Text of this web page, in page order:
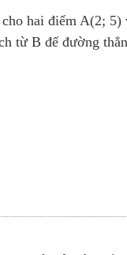
hai điểm A(2;
từ B đế đường